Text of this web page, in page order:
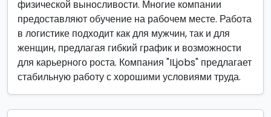
физической выносливости. Многие компании
предоставляют обучение на рабочем месте. Работа
в логистике подходит как для мужчин, так и для
женщин, предлагая гибкий график и возможности
для карьерного роста. Компания "ILjobs" предлагает
стабильную работу с хорошими условиями труда.